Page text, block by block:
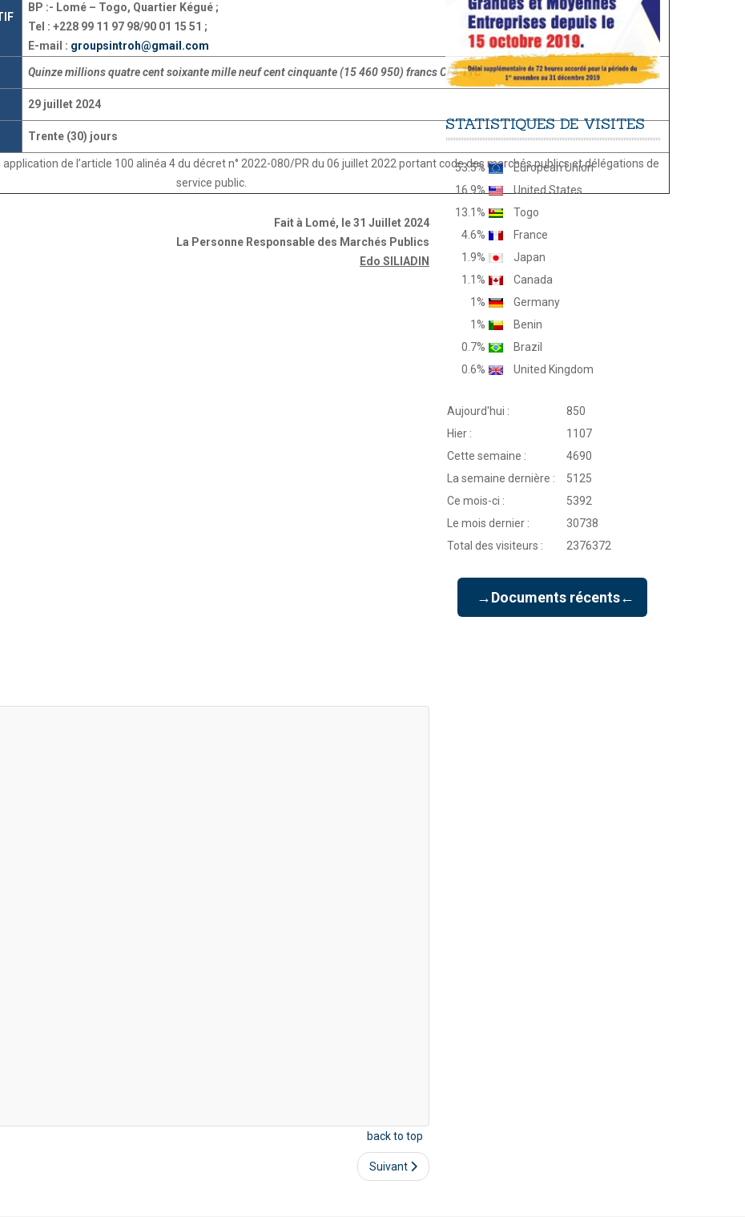
BP :- Lomé – Togo, Quartier Kégué ;
Tel : +228 99 11 97 98/90 01 15 51 ;
E-mail : groupsintroh@gmail.com
Quinze millions quatre cent soixante mille neuf cent cinquante (15 460 950) francs CFA TTC
29 juillet 2024
Trente (30) jours
de l’article 100 alinéa 4 du décret n° 2022-080/PR du 06 juillet 2022 portant code des marchés publics et délégations de
service public.
Fait à Lomé, le 31 Juillet 2024
La Personne Responsable des Marchés Publics
Edo SILIADIN
back to top
Suivant
STATISTIQUES DE VISITES
53.5%
European Union
16.9%
United States
13.1%
Togo
4.6%
France
1.9%
Japan
1.1%
Canada
1%
Germany
1%
Benin
0.7%
Brazil
0.6%
United Kingdom
Aujourd'hui :
850
Hier :
1107
Cette semaine :
4690
La semaine dernière :
5125
Ce mois-ci :
5392
Le mois dernier :
30738
Total des visiteurs :
2376372
→Documents récents←